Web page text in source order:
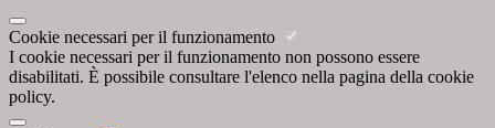
Cookie necessari per il funzionamento
I cookie necessari per il funzionamento non possono essere
disabilitati. È possibile consultare l'elenco nella pagina della cookie
policy.